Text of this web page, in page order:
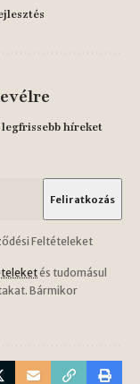
legfrissebb híreket
Feltételeket
és tudomásul
Bármikor